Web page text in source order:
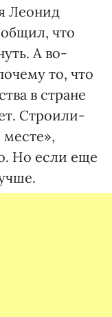
Леонид
что
А во-
то, что
в стране
Строили-
месте»,
Но если еще